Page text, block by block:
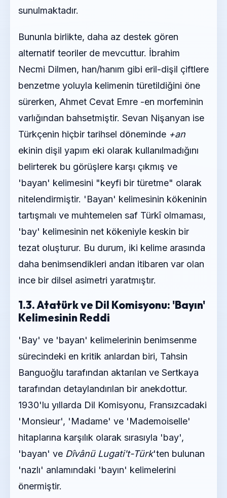
sunulmaktadır.
Bununla birlikte, daha az destek gören
alternatif teoriler de mevcuttur. İbrahim
Necmi Dilmen, han/hanım gibi eril-dişil çiftlere
benzetme yoluyla kelimenin türetildiğini öne
sürerken, Ahmet Cevat Emre -en morfeminin
varlığından bahsetmiştir. Sevan Nişanyan ise
Türkçenin hiçbir tarihsel döneminde +an
ekinin dişil yapım eki olarak kullanılmadığını
belirterek bu görüşlere karşı çıkmış ve
'bayan' kelimesini "keyfi bir türetme" olarak
nitelendirmiştir. 'Bayan' kelimesinin kökeninin
tartışmalı ve muhtemelen saf Türkî olmaması,
'bay' kelimesinin net kökeniyle keskin bir
tezat oluşturur. Bu durum, iki kelime arasında
daha benimsendikleri andan itibaren var olan
ince bir dilsel asimetri yaratmıştır.
1.3. Atatürk ve Dil Komisyonu: 'Bayın'
Kelimesinin Reddi
'Bay' ve 'bayan' kelimelerinin benimsenme
sürecindeki en kritik anlardan biri, Tahsin
Banguoğlu tarafından aktarılan ve Sertkaya
tarafından detaylandırılan bir anekdottur.
1930'lu yıllarda Dil Komisyonu, Fransızcadaki
'Monsieur', 'Madame' ve 'Mademoiselle'
hitaplarına karşılık olarak sırasıyla 'bay',
'bayan' ve Dîvânü Lugati't-Türk'ten bulunan
'nazlı' anlamındaki 'bayın' kelimelerini
önermiştir.